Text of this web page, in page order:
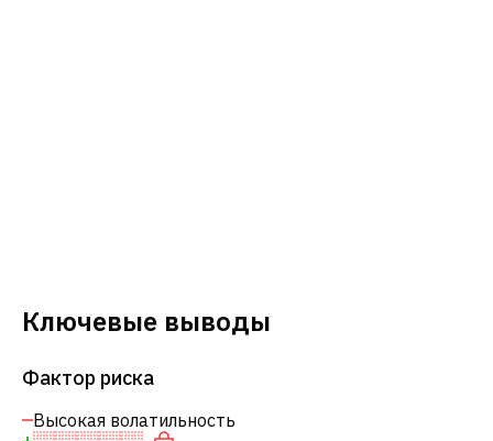
Ключевые выводы
Фактор риска
Высокая волатильность